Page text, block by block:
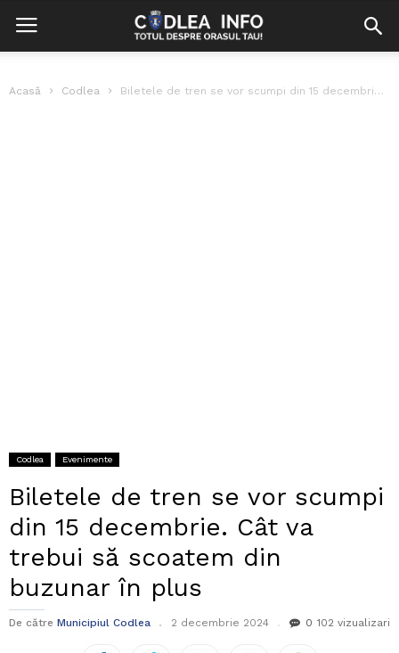
Acasă Codlea Biletele de tren se vor scumpi din 15 decembrie. Cât va trebui...
Codlea Evenimente
Biletele de tren se vor scumpi
din 15 decembrie. Cât va
trebui să scoatem din
buzunar în plus
De către Municipiul Codlea 2 decembrie 2024 0 102 vizualizari